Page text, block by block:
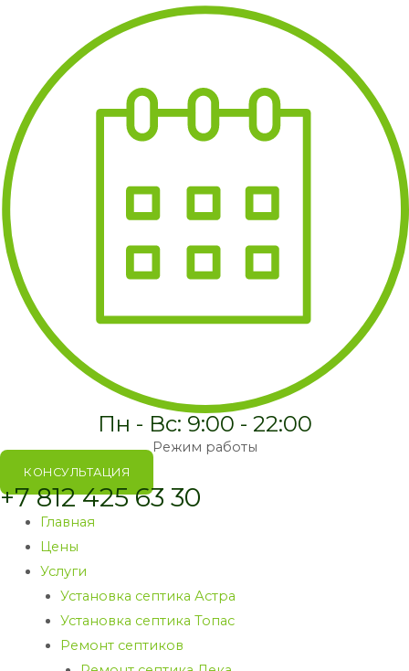
Пн - Вс: 9:00 - 22:00
Режим работы
КОНСУЛЬТАЦИЯ
+7 812 425 63 30
Главная
Цены
Услуги
Установка септика Астра
Установка септика Топас
Ремонт септиков